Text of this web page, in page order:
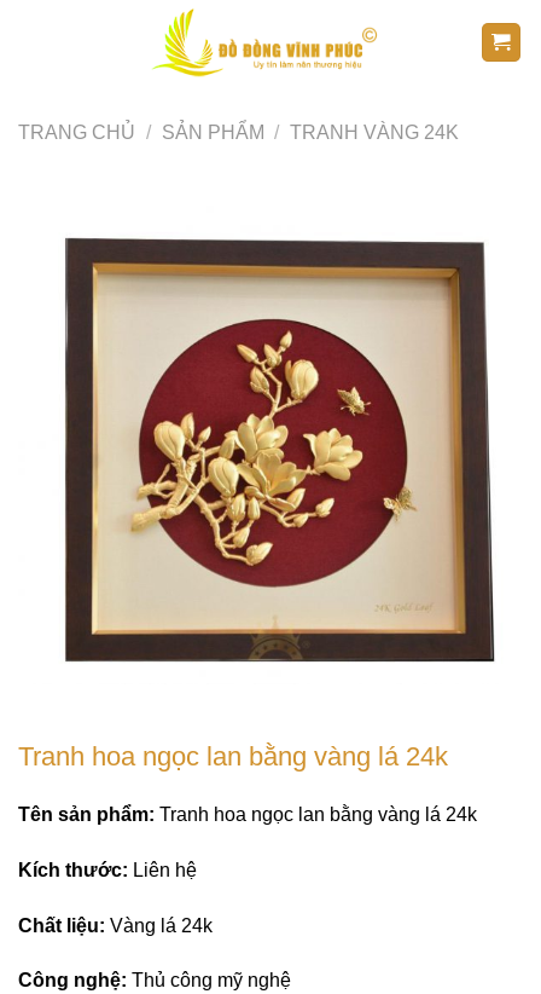
TRANG CHỦ / SẢN PHẨM / TRANH VÀNG 24K
Tranh hoa ngọc lan bằng vàng lá 24k
Tên sản phẩm: Tranh hoa ngọc lan bằng vàng lá 24k
Kích thước: Liên hệ
Chất liệu: Vàng lá 24k
Công nghệ: Thủ công mỹ nghệ